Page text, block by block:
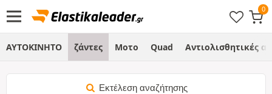
ΑΥΤΟΚΙΝΗΤΟ ζάντες Μοτο Quad Αντιολισθητικές
Εκτέλεση αναζήτησης